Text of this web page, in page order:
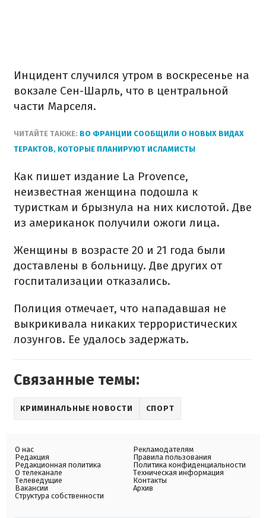
Инцидент случился утром в воскресенье на
вокзале Сен-Шарль, что в центральной
части Марселя.
ЧИТАЙТЕ ТАКЖЕ: ВО ФРАНЦИИ СООБЩИЛИ О НОВЫХ ВИДАХ
ТЕРАКТОВ, КОТОРЫЕ ПЛАНИРУЮТ ИСЛАМИСТЫ
Как пишет издание Lа Provence,
неизвестная женщина подошла к
туристкам и брызнула на них кислотой. Две
из американок получили ожоги лица.
Женщины в возрасте 20 и 21 года были
доставлены в больницу. Две других от
госпитализации отказались.
Полиция отмечает, что нападавшая не
выкрикивала никаких террористических
лозунгов. Ее удалось задержать.
Связанные темы:
КРИМИНАЛЬНЫЕ НОВОСТИ СПОРТ
О нас
Редакция
Редакционная политика
О телеканале
Телеведущие
Вакансии
Структура собственности
Рекламодателям
Правила пользования
Политика конфиденциальности
Техническая информация
Контакты
Архив